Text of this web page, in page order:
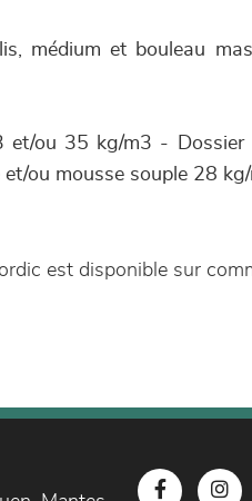
médium et bouleau
et/ou 35 kg/m3 - Dossier
ou mousse souple 28
est disponible sur